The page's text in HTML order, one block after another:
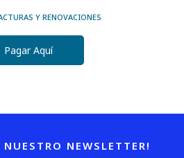
Y RENOVACIONES
Pagar Aquí
NEWSLETTER!